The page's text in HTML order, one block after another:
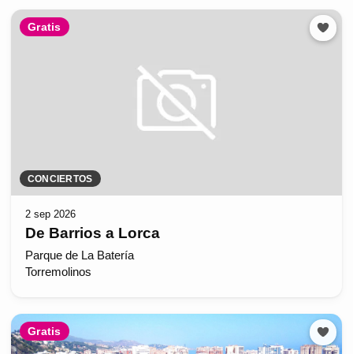
Gratis
CONCIERTOS
2 sep 2026
De Barrios a Lorca
Parque de La Batería
Torremolinos
Gratis